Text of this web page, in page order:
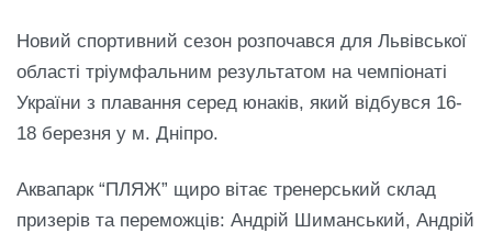
Новий спортивний сезон розпочався для Львівської
області тріумфальним результатом на чемпіонаті
України з плавання серед юнаків, який відбувся 16-
18 березня у м. Дніпро.
Аквапарк “ПЛЯЖ” щиро вітає тренерський склад
призерів та переможців: Андрій Шиманський, Андрій